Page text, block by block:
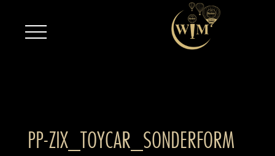
PP-ZIX_TOYCAR_SONDERFORM